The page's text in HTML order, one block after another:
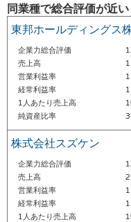
同業種で総合評価が近い
東邦ホールディングス
企業力総合評価
売上高
営業利益率
経常利益率
1人あたり売上高
純資産比率
株式会社スズケン
企業力総合評価
売上高
営業利益率
経常利益率
1人あたり売上高